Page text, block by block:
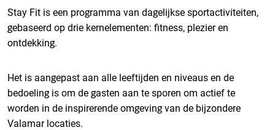
Stay Fit is een programma van dagelijkse sportactiviteiten,
gebaseerd op drie kernelementen: fitness, plezier en
ontdekking.
Het is aangepast aan alle leeftijden en niveaus en de
bedoeling is om de gasten aan te sporen om actief te
worden in de inspirerende omgeving van de bijzondere
Valamar locaties.